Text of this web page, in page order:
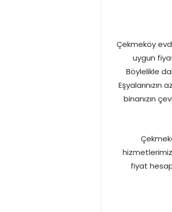
Çekmeköy
uygun
Böylelikle
binanızın
fiyat